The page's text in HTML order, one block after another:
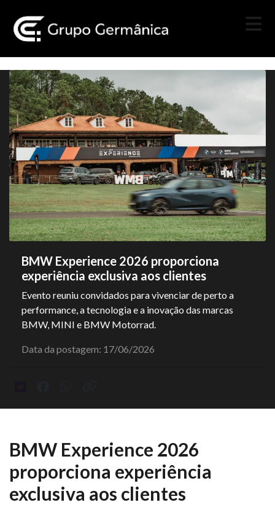
BMW Experience 2026 proporciona
experiência exclusiva aos clientes
Evento reuniu convidados para vivenciar de perto a
performance, a tecnologia e a inovação das marcas
BMW, MINI e BMW Motorrad.
Data da postagem: 17/06/2026
BMW Experience 2026
proporciona experiência
exclusiva aos clientes